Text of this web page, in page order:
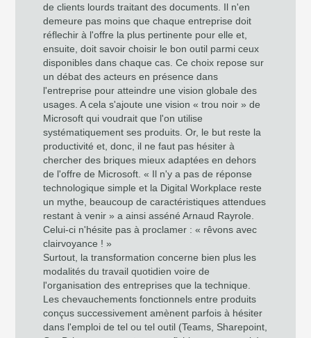
de clients lourds traitant des documents. Il n'en
demeure pas moins que chaque entreprise doit
réflechir à l'offre la plus pertinente pour elle et,
ensuite, doit savoir choisir le bon outil parmi ceux
disponibles dans chaque cas. Ce choix repose sur
un débat des acteurs en présence dans
l'entreprise pour atteindre une vision globale des
usages. A cela s'ajoute une vision « trou noir » de
Microsoft qui voudrait que l'on utilise
systématiquement ses produits. Or, le but reste la
productivité et, donc, il ne faut pas hésiter à
chercher des briques mieux adaptées en dehors
de l'offre de Microsoft. « Il n'y a pas de réponse
technologique simple et la Digital Workplace reste
un mythe, beaucoup de caractéristiques attendues
restant à venir » a ainsi asséné Arnaud Rayrole.
Celui-ci n'hésite pas à proclamer : « rêvons avec
clairvoyance ! »
Surtout, la transformation concerne bien plus les
modalités du travail quotidien voire de
l'organisation des entreprises que la technique.
Les chevauchements fonctionnels entre produits
conçus successivement amènent parfois à hésiter
dans l'emploi de tel ou tel outil (Teams, Sharepoint,